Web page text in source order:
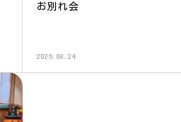
お別れ会
2025.08.24